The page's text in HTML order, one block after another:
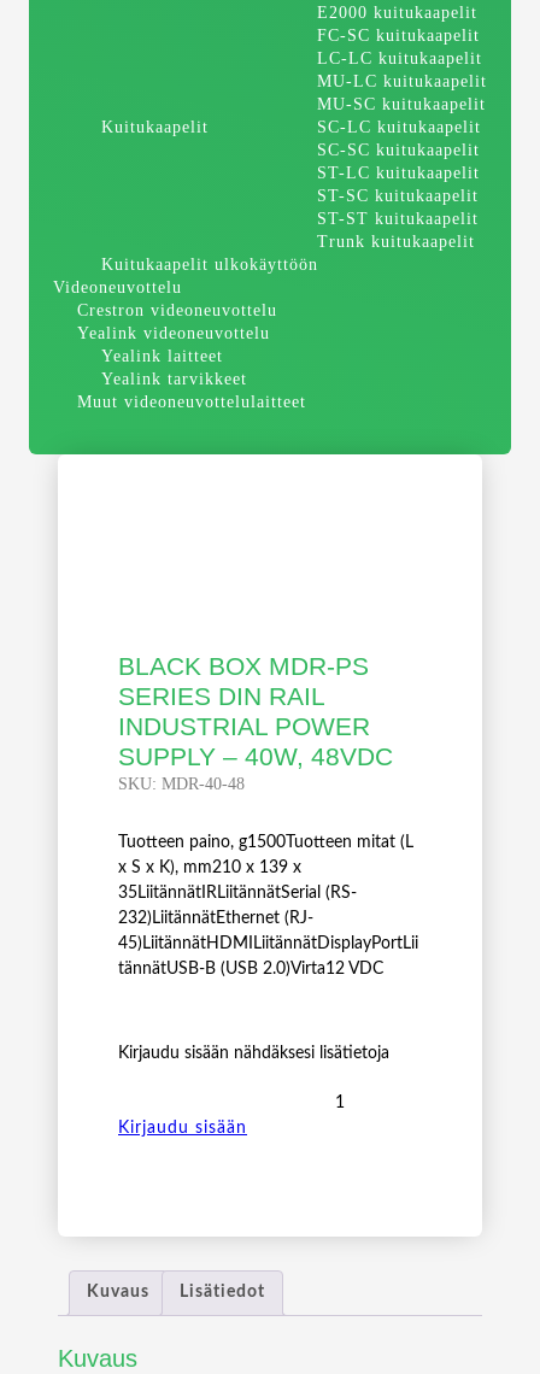
Kuitukaapelit
E2000 kuitukaapelit
FC-SC kuitukaapelit
LC-LC kuitukaapelit
MU-LC kuitukaapelit
MU-SC kuitukaapelit
SC-LC kuitukaapelit
SC-SC kuitukaapelit
ST-LC kuitukaapelit
ST-SC kuitukaapelit
ST-ST kuitukaapelit
Trunk kuitukaapelit
Kuitukaapelit ulkokäyttöön
Videoneuvottelu
Crestron videoneuvottelu
Yealink videoneuvottelu
Yealink laitteet
Yealink tarvikkeet
Muut videoneuvottelulaitteet
BLACK BOX MDR-PS
SERIES DIN RAIL
INDUSTRIAL POWER
SUPPLY – 40W, 48VDC
SKU: MDR-40-48
Tuotteen paino, g1500Tuotteen mitat (L
x S x K), mm210 x 139 x
35LiitännätIRLiitännätSerial (RS-
232)LiitännätEthernet (RJ-
45)LiitännätHDMILiitännätDisplayPortLii
tännätUSB-B (USB 2.0)Virta12 VDC
Kirjaudu sisään nähdäksesi lisätietoja
Kirjaudu sisään
Kuvaus Lisätiedot
Kuvaus